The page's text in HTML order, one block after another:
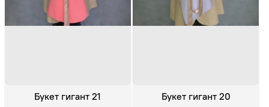
Букет гигант 21 Букет гигант 20